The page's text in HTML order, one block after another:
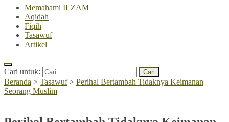
Memahami ILZAM
Aqidah
Fiqih
Tasawuf
Artikel
Cari untuk:
Beranda > Tasawuf> Perihal Bertambah Tidaknya Keimanan
Seorang Muslim